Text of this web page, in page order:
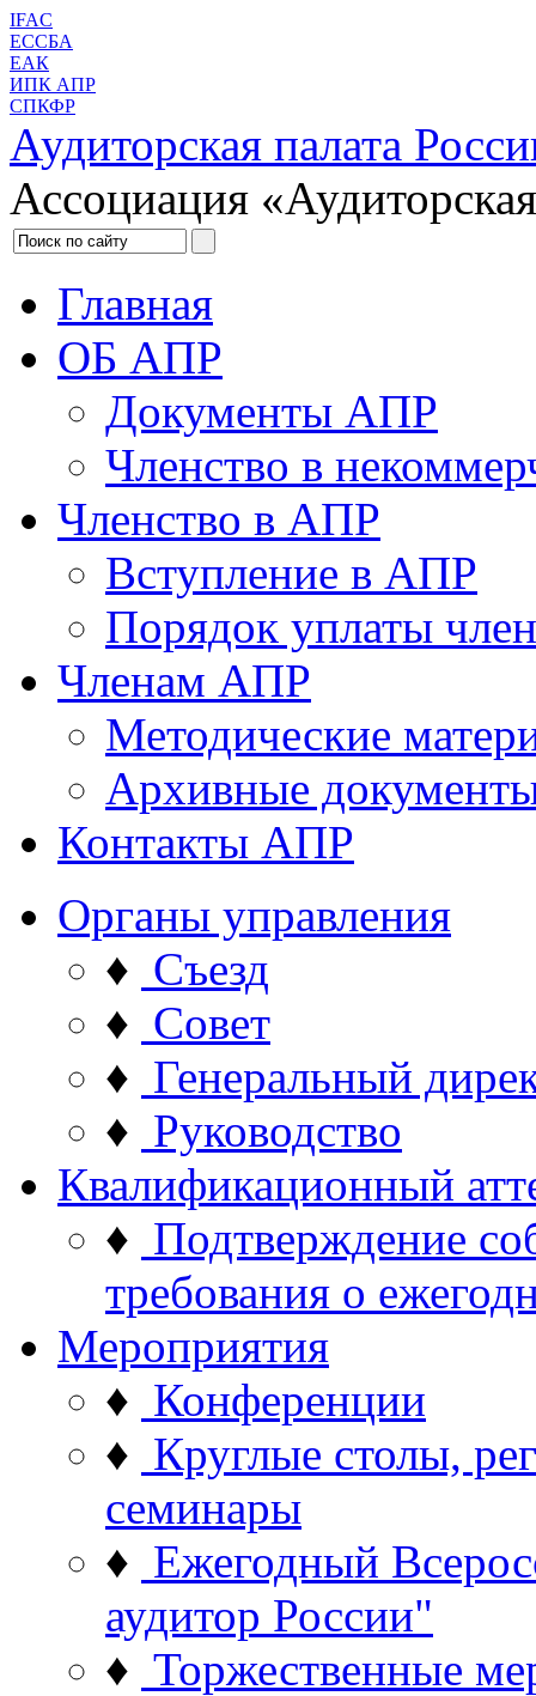
IFAC
ЕССБА
ЕАК
ИПК АПР
СПКФР
Аудиторская палата
Ассоциация
Главная
ОБ АПР
Документы АПР
Членство в
Членство в АПР
Вступление в АПР
Порядок уплаты
Членам АПР
Методические
Архивные
Контакты АПР
Органы управления
♦ Съезд
♦ Совет
♦ Генеральный
♦ Руководство
Квалификационный
♦ Подтверждение
требования о
Мероприятия
♦ Конференции
♦ Круглые столы,
семинары
♦ Ежегодный
аудитор России"
♦ Торжественные